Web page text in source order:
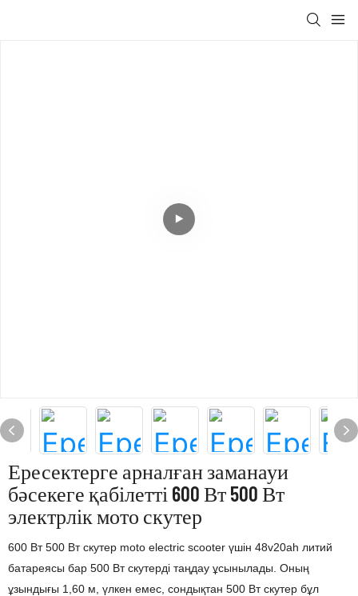
Ересектерге арналған заманауи
бәсекеге қабілетті 600 Вт 500 Вт
электрлік мото скутер
600 Вт 500 Вт скутер moto electric scooter үшін 48v20ah литий
батареясы бар 500 Вт скутерді таңдау ұсынылады. Оның
ұзындығы 1,60 м, үлкен емес, сондықтан 500 Вт скутер бұл